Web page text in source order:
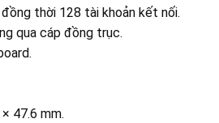
thời 128 tài khoản kết nối.
qua cáp đồng trục.
47.6 mm.